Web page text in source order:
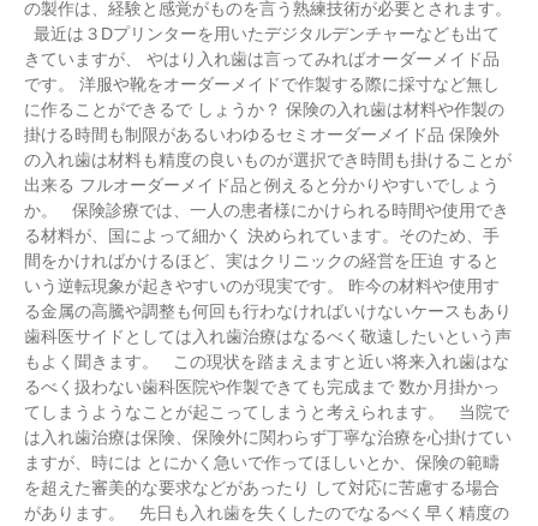
の製作は、経験と感覚がものを言う熟練技術が必要とされます。
最近は３Dプリンターを用いたデジタルデンチャーなども出て
きていますが、 やはり入れ歯は言ってみればオーダーメイド品
です。 洋服や靴をオーダーメイドで作製する際に採寸など無し
に作ることができるで しょうか？ 保険の入れ歯は材料や作製の
掛ける時間も制限があるいわゆるセミオーダーメイド品 保険外
の入れ歯は材料も精度の良いものが選択でき時間も掛けることが
出来る フルオーダーメイド品と例えると分かりやすいでしょう
か。 保険診療では、一人の患者様にかけられる時間や使用でき
る材料が、国によって細かく 決められています。そのため、手
間をかければかけるほど、実はクリニックの経営を圧迫 すると
いう逆転現象が起きやすいのが現実です。 昨今の材料や使用す
る金属の高騰や調整も何回も行わなければいけないケースもあり
歯科医サイドとしては入れ歯治療はなるべく敬遠したいという声
もよく聞きます。 この現状を踏まえますと近い将来入れ歯はな
るべく扱わない歯科医院や作製できても完成まで 数か月掛かっ
てしまうようなことが起こってしまうと考えられます。 当院で
は入れ歯治療は保険、保険外に関わらず丁寧な治療を心掛けてい
ますが、時には とにかく急いで作ってほしいとか、保険の範疇
を超えた審美的な要求などがあったり して対応に苦慮する場合
があります。 先日も入れ歯を失くしたのでなるべく早く精度の